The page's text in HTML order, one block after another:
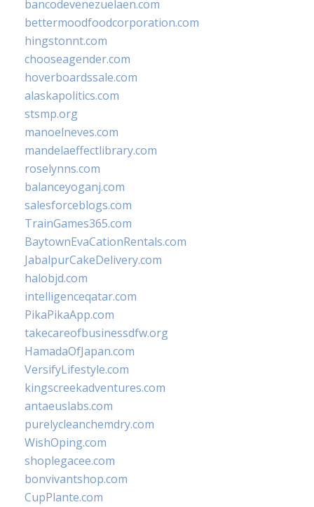
bancodevenezuelaen.com
bettermoodfoodcorporation.com
hingstonnt.com
chooseagender.com
hoverboardssale.com
alaskapolitics.com
stsmp.org
manoelneves.com
mandelaeffectlibrary.com
roselynns.com
balanceyoganj.com
salesforceblogs.com
TrainGames365.com
BaytownEvaCationRentals.com
JabalpurCakeDelivery.com
halobjd.com
intelligenceqatar.com
PikaPikaApp.com
takecareofbusinessdfw.org
HamadaOfJapan.com
VersifyLifestyle.com
kingscreekadventures.com
antaeuslabs.com
purelycleanchemdry.com
WishOping.com
shoplegacee.com
bonvivantshop.com
CupPlante.com